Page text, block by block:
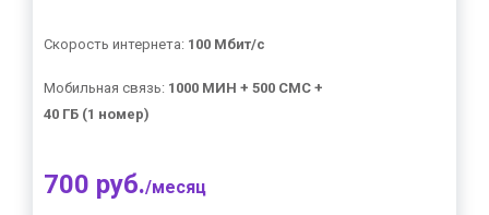
Скорость интернета: 100 Мбит/с
Мобильная связь: 1000 МИН + 500 СМС +
40 ГБ (1 номер)
700 руб./месяц